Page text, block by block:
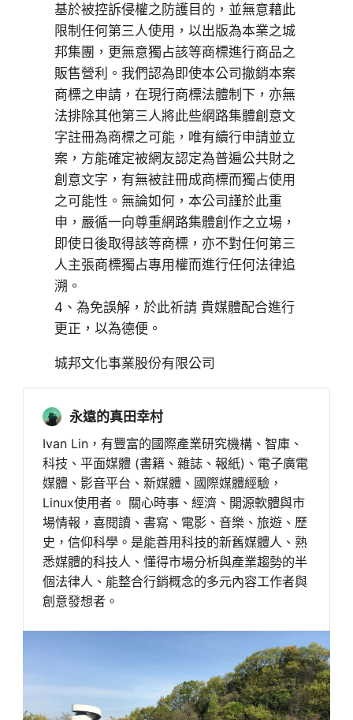
基於被控訴侵權之防護目的，並無意藉此
限制任何第三人使用，以出版為本業之城
邦集團，更無意獨占該等商標進行商品之
販售營利。我們認為即使本公司撤銷本案
商標之申請，在現行商標法體制下，亦無
法排除其他第三人將此些網路集體創意文
字註冊為商標之可能，唯有續行申請並立
案，方能確定被網友認定為普遍公共財之
創意文字，有無被註冊成商標而獨占使用
之可能性。無論如何，本公司謹於此重
申，嚴循一向尊重網路集體創作之立場，
即使日後取得該等商標，亦不對任何第三
人主張商標獨占專用權而進行任何法律追
溯。
4、為免誤解，於此祈請 貴媒體配合進行
更正，以為德便。
城邦文化事業股份有限公司
永遠的真田幸村
Ivan Lin，有豐富的國際產業研究機構、智庫、
科技、平面媒體 (書籍、雜誌、報紙)、電子廣電
媒體、影音平台、新媒體、國際媒體經驗，
Linux使用者。 關心時事、經濟、開源軟體與市
場情報，喜閱讀、書寫、電影、音樂、旅遊、歷
史，信仰科學。是能善用科技的新舊媒體人、熟
悉媒體的科技人、懂得市場分析與產業趨勢的半
個法律人、能整合行銷概念的多元內容工作者與
創意發想者。